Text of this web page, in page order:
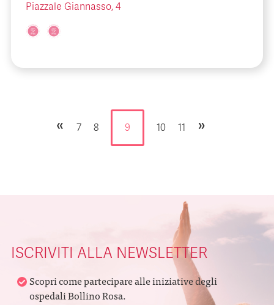
Piazzale Giannasso, 4
« 7 8 9 10 11 »
ISCRIVITI ALLA NEWSLETTER
Scopri come partecipare alle iniziative degli
ospedali Bollino Rosa.